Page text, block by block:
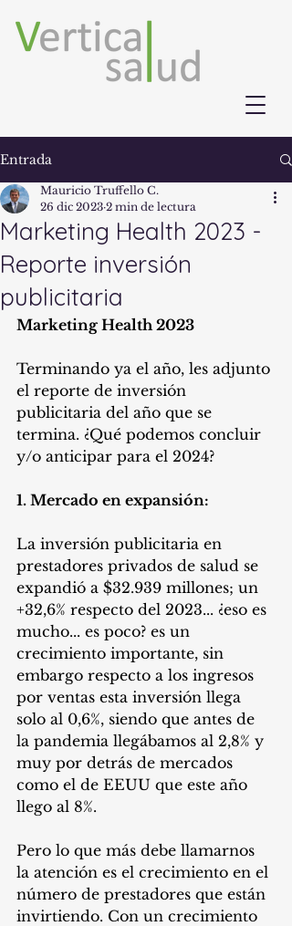
Entrada
Marketing Health 2023 -
Reporte inversión
publicitaria
Mauricio Truffello C.
26 dic 2023 2 min de lectura
Marketing Health 2023
Terminando ya el año, les adjunto
el reporte de inversión
publicitaria del año que se
termina. ¿Qué podemos concluir
y/o anticipar para el 2024?
1. Mercado en expansión:
La inversión publicitaria en
prestadores privados de salud se
expandió a $32.939 millones; un
+32,6% respecto del 2023... ¿eso es
mucho... es poco? es un
crecimiento importante, sin
embargo respecto a los ingresos
por ventas esta inversión llega
solo al 0,6%, siendo que antes de
la pandemia llegábamos al 2,8% y
muy por detrás de mercados
como el de EEUU que este año
llego al 8%.
Pero lo que más debe llamarnos
la atención es el crecimiento en el
número de prestadores que están
invirtiendo. Con un crecimiento